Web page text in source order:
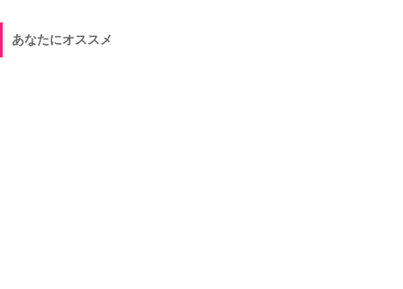
あなたにオススメ